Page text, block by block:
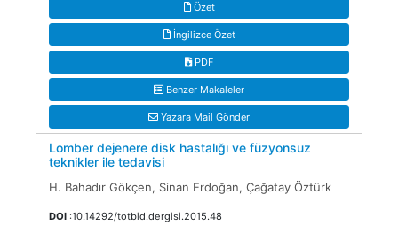
Özet
İngilizce Özet
PDF
Benzer Makaleler
Yazara Mail Gönder
Lomber dejenere disk hastalığı ve füzyonsuz
teknikler ile tedavisi
H. Bahadır Gökçen, Sinan Erdoğan, Çağatay Öztürk
DOI :10.14292/totbid.dergisi.2015.48